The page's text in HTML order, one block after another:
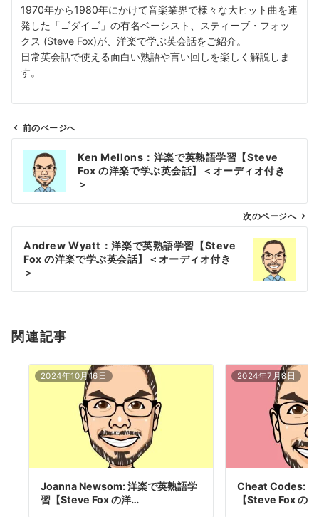
1970年から1980年にかけて音楽業界で様々な大ヒット曲を連
発した「ゴダイゴ」の有名ベーシスト、スティーブ・フォッ
クス (Steve Fox)が、洋楽で学ぶ英会話をご紹介。
日常英会話で使える面白い熟語や言い回しを楽しく解説しま
す。
ビ
ン
前のページへ
Ken Mellons：洋楽で英熟語学習【Steve
Fox の洋楽で学ぶ英会話】＜オーディオ付き
＞
次のページへ
Andrew Wyatt：洋楽で英熟語学習【Steve
Fox の洋楽で学ぶ英会話】＜オーディオ付き
＞
関連記事
2024年10月16日
Joanna Newsom: 洋楽で英熟語学
習【Steve Fox の洋…
2024年7月8日
Cheat Codes: 洋
【Steve Fox の